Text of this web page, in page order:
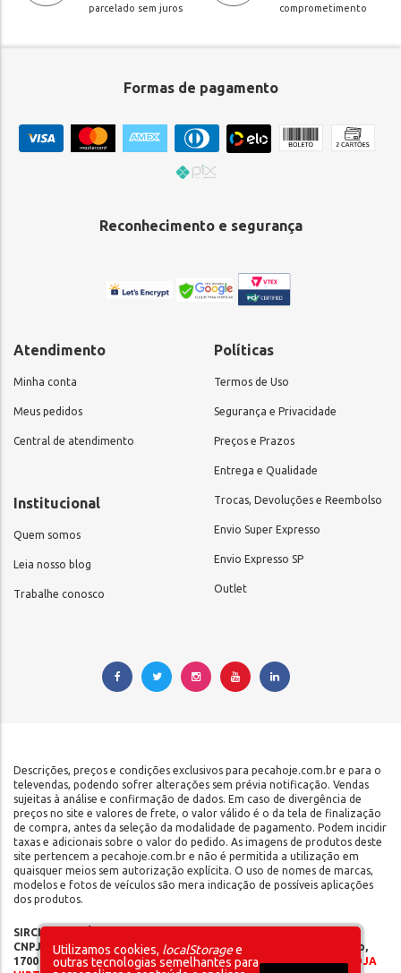
parcelado sem juros
comprometimento
Formas de pagamento
Reconhecimento e segurança
Atendimento
Minha conta
Meus pedidos
Central de atendimento
Institucional
Quem somos
Leia nosso blog
Trabalhe conosco
Políticas
Termos de Uso
Segurança e Privacidade
Preços e Prazos
Entrega e Qualidade
Trocas, Devoluções e Reembolso
Envio Super Expresso
Envio Expresso SP
Outlet
Descrições, preços e condições exclusivos para pecahoje.com.br e para o
televendas, podendo sofrer alterações sem prévia notificação. Vendas
sujeitas à análise e confirmação de dados. Em caso de divergência de
preços no site e valores de frete, o valor válido é o da tela de finalização
de compra, antes da seleção da modalidade de pagamento. Podem incidir
taxas e adicionais sobre o valor do pedido. As imagens de produtos deste
site pertencem a pecahoje.com.br e não é permitida a utilização em
quaisquer meios sem autorização explícita. O uso de nomes de marcas,
modelos e fotos de veículos são mera indicação de possíveis aplicações
dos produtos.
SIRCILLI COMÉRCIO DE COMPONENTES AUTOMOTIVOS LTDA |
CNPJ: 17.653.102/0001-09 | IE: 142.141.908.115 | Rua do Manifesto,
1700 - Ipiranga - São Paulo/SP - CEP 04209-002 |SOMOS UMA LOJA
Utilizamos cookies, localStoragee
outras tecnologias semelhantes para